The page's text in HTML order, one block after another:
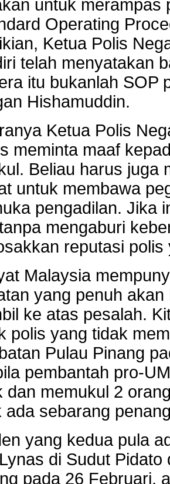
untuk merampas
Operating
Ketua Polis
telah menyatakan
itu bukanlah SOP
Hishamuddin.
Ketua Polis
meminta maaf
Beliau harus juga
untuk membawa
pengadilan. Jika
mengaburi
reputasi
Malaysia
yang penuh
ke atas pesalah.
polis yang tidak
Pulau Pinang
pembantah pro-
dan memukul 2
ada sebarang
yang kedua pula
di Sudut
pada 26 Februari,